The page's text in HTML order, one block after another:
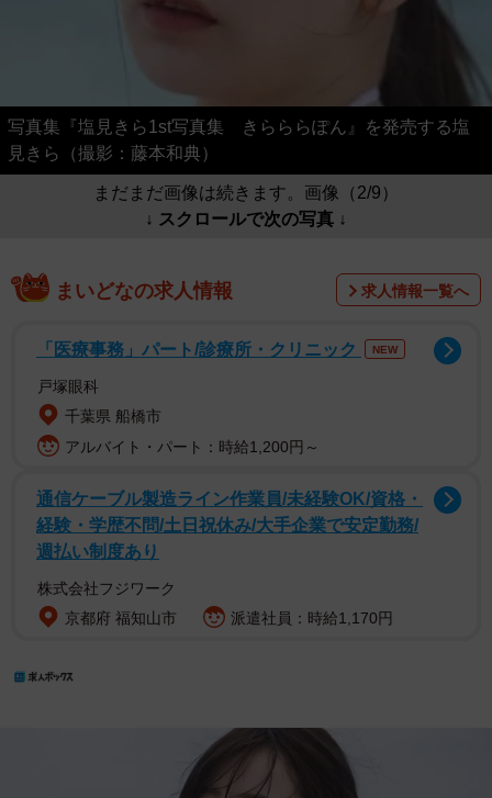
写真集『塩見きら1st写真集 きらららぽん』を発売する塩
見きら（撮影：藤本和典）
まだまだ画像は続きます。画像（2/9）
↓ スクロールで次の写真 ↓
まいどなの求人情報 求人情報一覧へ
「医療事務」パート/診療所・クリニック NEW
戸塚眼科
千葉県 船橋市
アルバイト・パート：時給1,200円～
通信ケーブル製造ライン作業員/未経験OK/資格・
経験・学歴不問/土日祝休み/大手企業で安定勤務/
週払い制度あり
株式会社フジワーク
京都府 福知山市
派遣社員：時給1,170円